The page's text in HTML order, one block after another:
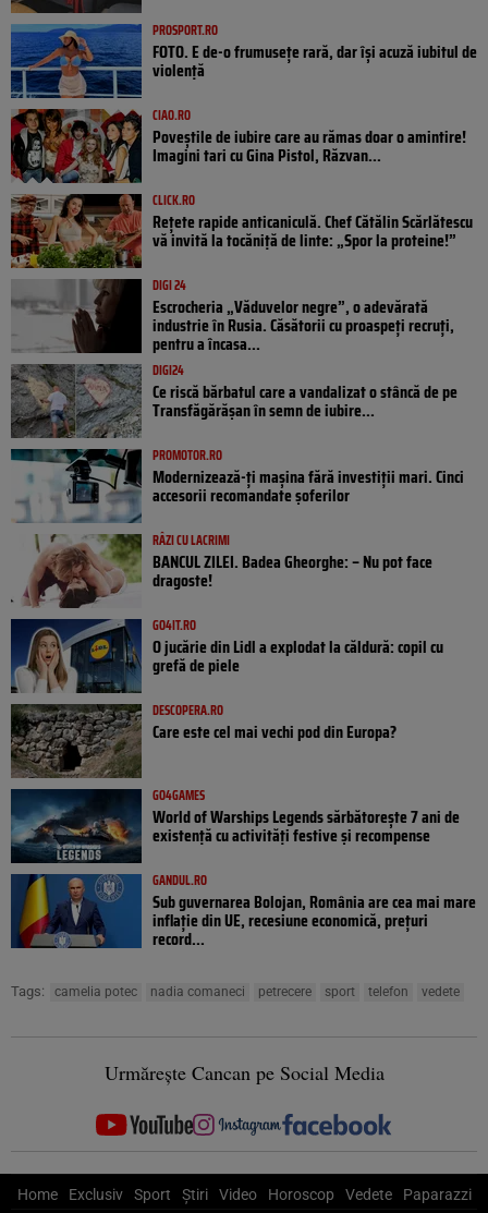
PROSPORT.RO
FOTO. E de-o frumusețe rară, dar își acuză iubitul de
violență
CIAO.RO
Poveştile de iubire care au rămas doar o amintire!
Imagini tari cu Gina Pistol, Răzvan...
CLICK.RO
Rețete rapide anticaniculă. Chef Cătălin Scărlătescu
vă invită la tocăniță de linte: „Spor la proteine!”
DIGI 24
Escrocheria „Văduvelor negre”, o adevărată
industrie în Rusia. Căsătorii cu proaspeți recruți,
pentru a încasa...
DIGI24
Ce riscă bărbatul care a vandalizat o stâncă de pe
Transfăgărășan în semn de iubire...
PROMOTOR.RO
Modernizează-ți mașina fără investiții mari. Cinci
accesorii recomandate șoferilor
RÂZI CU LACRIMI
BANCUL ZILEI. Badea Gheorghe: – Nu pot face
dragoste!
GO4IT.RO
O jucărie din Lidl a explodat la căldură: copil cu
grefă de piele
DESCOPERA.RO
Care este cel mai vechi pod din Europa?
GO4GAMES
World of Warships Legends sărbătorește 7 ani de
existență cu activități festive și recompense
GANDUL.RO
Sub guvernarea Bolojan, România are cea mai mare
inflație din UE, recesiune economică, prețuri
record...
Tags: camelia potec nadia comaneci petrecere sport telefon vedete
Urmărește Cancan pe Social Media
Home Exclusiv Sport Știri Video Horoscop Vedete Paparazzi